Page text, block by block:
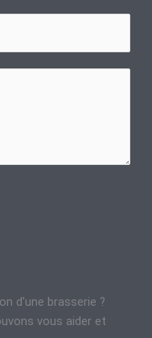
d'une brasserie ?
vous aider et